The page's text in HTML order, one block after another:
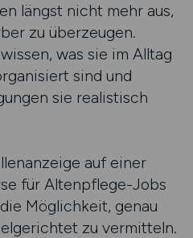
längst nicht mehr aus,
zu überzeugen.
was sie im Alltag
sind und
sie realistisch
auf einer
für Altenpflege-Jobs
Möglichkeit, genau
zu vermitteln.